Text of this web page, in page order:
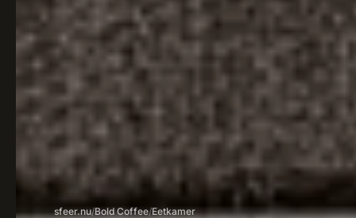
sfeer.nu/Bold Coffee/Eetkamer